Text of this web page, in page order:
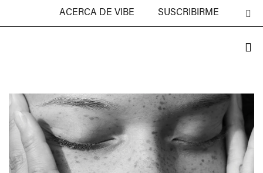
ACERCA DE VIBE SUSCRIBIRME